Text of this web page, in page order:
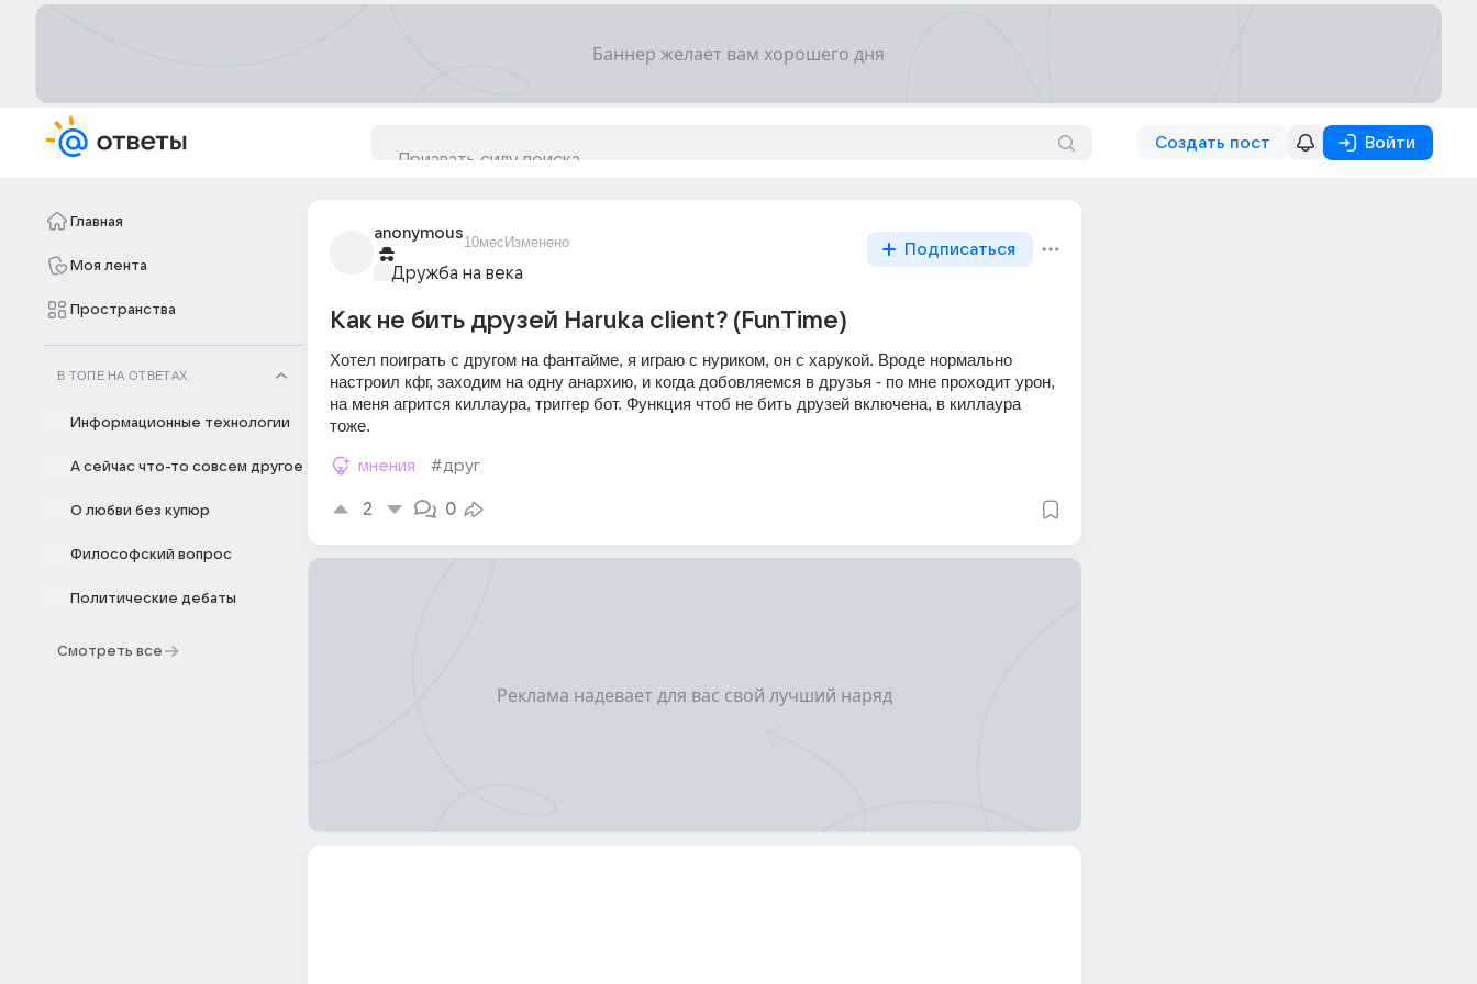
Создать пост Войти
Главная
Моя лента
Пространства
В ТОПЕ НА ОТВЕТАХ
Информационные технологии
А сейчас что-то совсем другое
О любви без купюр
Философский вопрос
Политические дебаты
Смотреть все
anonymous
10мес Изменено
Дружба на века
Подписаться
Как не бить друзей Haruka client? (FunTime)
Хотел поиграть с другом на фантайме, я играю с нуриком, он с харукой. Вроде нормально
настроил кфг, заходим на одну анархию, и когда добовляемся в друзья - по мне проходит урон,
на меня агрится киллаура, триггер бот. Функция чтоб не бить друзей включена, в киллаура
тоже.
мнения #друг
2 0